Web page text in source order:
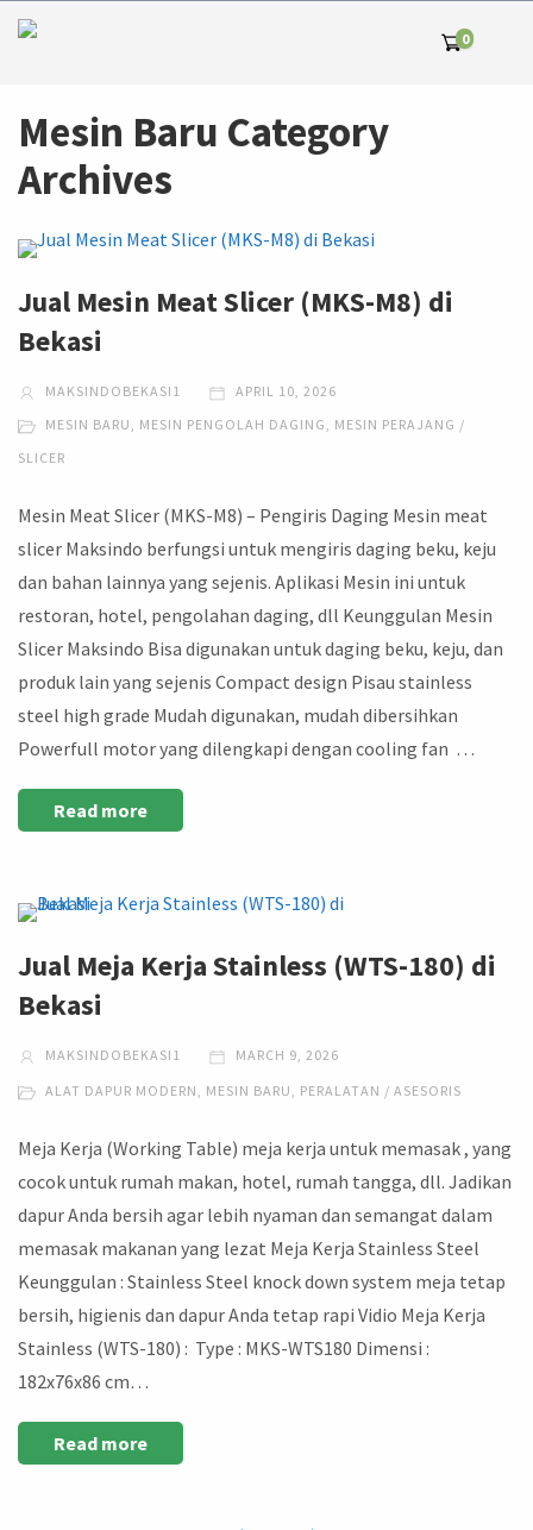
0
Mesin Baru Category
Archives
Jual Mesin Meat Slicer (MKS-M8) di
Bekasi
MAKSINDOBEKASI1
APRIL 10, 2026
MESIN BARU, MESIN PENGOLAH DAGING, MESIN PERAJANG /
SLICER
Mesin Meat Slicer (MKS-M8) – Pengiris Daging Mesin meat
slicer Maksindo berfungsi untuk mengiris daging beku, keju
dan bahan lainnya yang sejenis. Aplikasi Mesin ini untuk
restoran, hotel, pengolahan daging, dll Keunggulan Mesin
Slicer Maksindo Bisa digunakan untuk daging beku, keju, dan
produk lain yang sejenis Compact design Pisau stainless
steel high grade Mudah digunakan, mudah dibersihkan
Powerfull motor yang dilengkapi dengan cooling fan …
Read more
Jual Meja Kerja Stainless (WTS-180) di
Bekasi
MAKSINDOBEKASI1 MARCH 9, 2026
ALAT DAPUR MODERN, MESIN BARU, PERALATAN / ASESORIS
Meja Kerja (Working Table) meja kerja untuk memasak , yang
cocok untuk rumah makan, hotel, rumah tangga, dll. Jadikan
dapur Anda bersih agar lebih nyaman dan semangat dalam
memasak makanan yang lezat Meja Kerja Stainless Steel
Keunggulan : Stainless Steel knock down system meja tetap
bersih, higienis dan dapur Anda tetap rapi Vidio Meja Kerja
Stainless (WTS-180) : Type : MKS-WTS180 Dimensi :
182x76x86 cm…
Read more